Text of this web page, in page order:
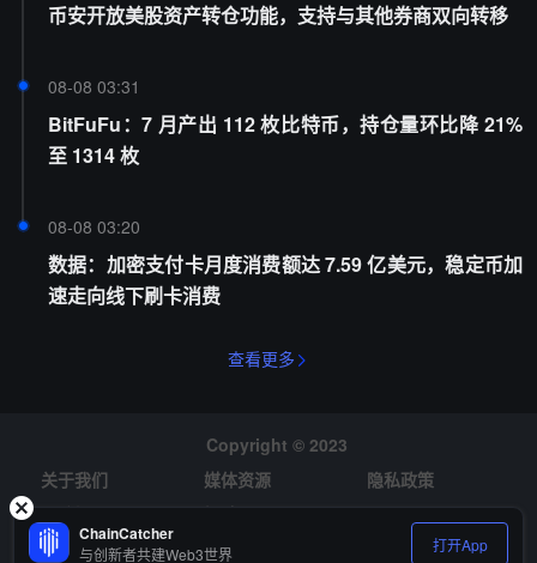
币安开放美股资产转仓功能，支持与其他券商双向转移
08-08 03:31
BitFuFu：7 月产出 112 枚比特币，持仓量环比降 21%
至 1314 枚
08-08 03:20
数据：加密支付卡月度消费额达 7.59 亿美元，稳定币加
速走向线下刷卡消费
查看更多
Copyright © 2023
关于我们
媒体资源
隐私政策
风险提示
招聘
ChainCatcher
与创新者共建Web3世界 打开App